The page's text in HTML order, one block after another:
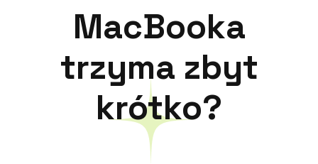
MacBooka
trzyma zbyt
krótko?